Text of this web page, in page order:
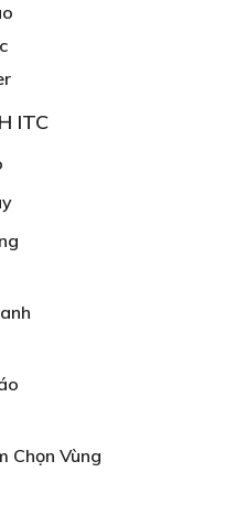
ITC
Chọn Vùng